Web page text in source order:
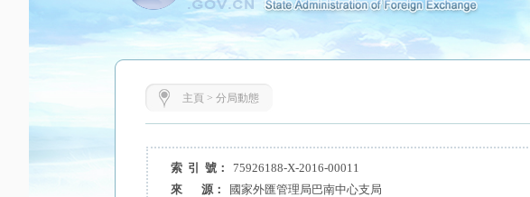
主頁 > 分局動態
索 引 號： 75926188-X-2016-00011
來 源：
國家外匯管理局巴南中心支局